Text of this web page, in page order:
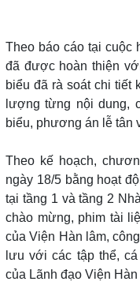
Theo báo cáo tại cuộc
đã được hoàn thiện
biểu đã rà soát chi tiết
lượng từng nội dung,
biểu, phương án lễ tân
Theo kế hoạch,
ngày 18/5 bằng hoạt
tại tầng 1 và tầng 2
chào mừng, phim tài
của Viện Hàn lâm,
lưu với các tập thể,
của Lãnh đạo Viện Hàn